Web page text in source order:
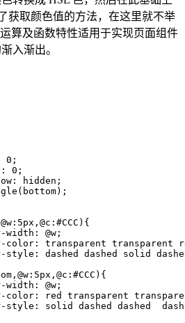
获取颜色值的方法，在这里就不举
算及函数特性适用于实现页面组件
入渐出。
0 ;
: 0 ;
: hidden;
(bottom);
@w : 5px , @c : #CCC ){
width : @w ;
color: transparent transparent
style : dashed dashed solid
@w : 5px , @c : #CCC ){
width : @w ;
color: red transparent
style : solid dashed dashed